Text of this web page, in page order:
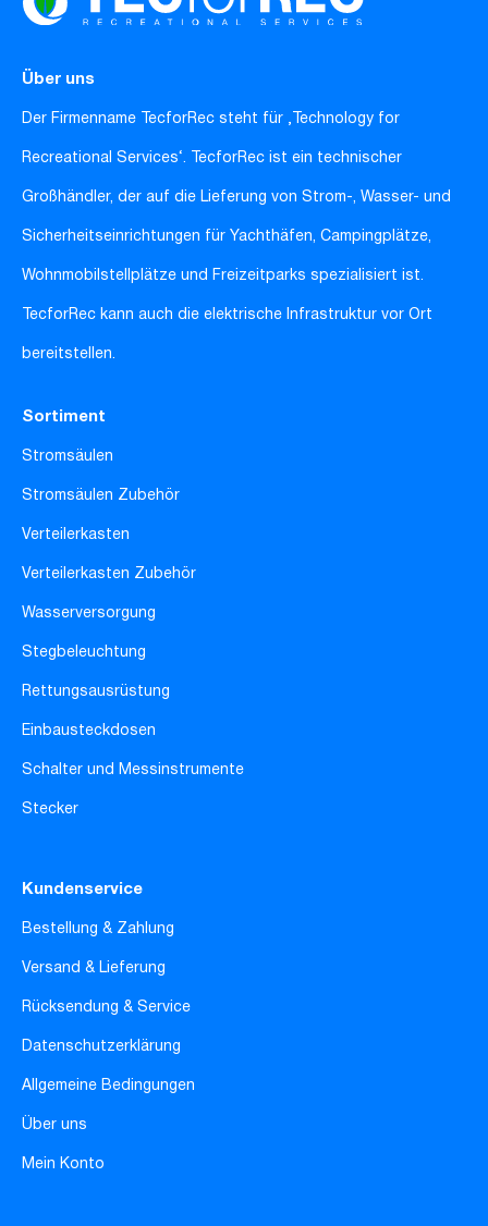
Über uns
Der Firmenname TecforRec steht für ‚Technology for
Recreational Services‘. TecforRec ist ein technischer
Großhändler, der auf die Lieferung von Strom-, Wasser- und
Sicherheitseinrichtungen für Yachthäfen, Campingplätze,
Wohnmobilstellplätze und Freizeitparks spezialisiert ist.
TecforRec kann auch die elektrische Infrastruktur vor Ort
bereitstellen.
Sortiment
Stromsäulen
Stromsäulen Zubehör
Verteilerkasten
Verteilerkasten Zubehör
Wasserversorgung
Stegbeleuchtung
Rettungsausrüstung
Einbausteckdosen
Schalter und Messinstrumente
Stecker
Kundenservice
Bestellung & Zahlung
Versand & Lieferung
Rücksendung & Service
Datenschutzerklärung
Allgemeine Bedingungen
Über uns
Mein Konto